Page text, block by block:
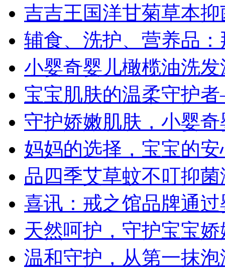
吉吉王国洋甘菊草本
辅食、洗护、营养品
小婴奇婴儿橄榄油洗
宝宝肌肤的温柔守护
守护娇嫩肌肤，小婴
妈妈的选择，宝宝的
品四季艾草蚊不叮抑
喜讯：戒之馆品牌通
天然呵护，守护宝宝
温和守护，从第一抹